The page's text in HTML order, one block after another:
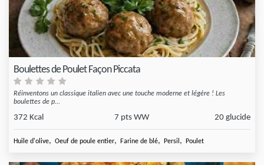
Boulettes de Poulet Façon Piccata
Réinventons un classique italien avec une touche moderne et légère ! Les
boulettes de p...
372 Kcal 7 pts WW 20 glucide
Huile d'olive, Oeuf de poule entier, Farine de blé, Persil , Poulet